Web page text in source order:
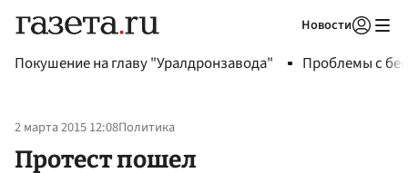
Новости
Покушение на главу "Уралдронзавода" Проблемы с
2 марта 2015 12:08Политика
Протест пошел